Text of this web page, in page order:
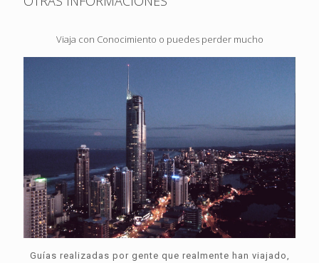
Viaja con Conocimiento o puedes perder mucho
Guías realizadas por gente que realmente han viajado,